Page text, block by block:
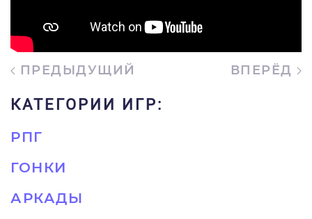
ПРЕДЫДУЩИЙ ВПЕРЁД
КАТЕГОРИИ ИГР:
РПГ
ГОНКИ
АРКАДЫ